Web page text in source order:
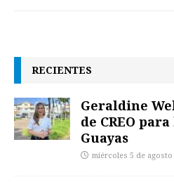
RECIENTES
Geraldine
de CREO
Guayas
miércoles 5 de agosto